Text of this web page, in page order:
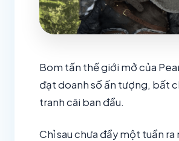
Bom tấn thế giới mở của
đạt doanh số ấn tượng, bất
tranh cãi ban đầu.
Chỉ sau chưa đầy một tuần ra